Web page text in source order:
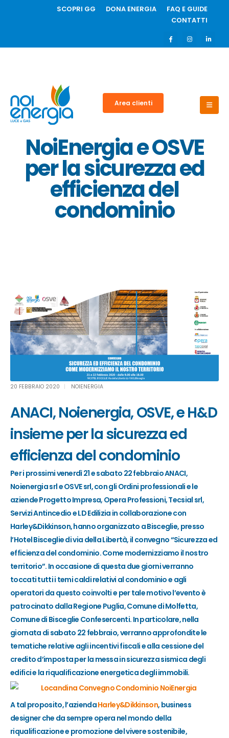
SCOPRI GG DONA ENERGIA
FAQ E GUIDE
CONTATTI
Area clienti
NoiEnergia e OSVE
per la sicurezza ed
efficienza del
condominio
20 FEBBRAIO 2020 NOIENERGIA
ANACI, Noienergia, OSVE, e H&D
insieme per la sicurezza ed
efficienza del condominio
Per i prossimi venerdì 21 e sabato 22 febbraio ANACI,
Noienergia srl e OSVE srl, con gli Ordini professionali e le
aziende Progetto Impresa, Opera Professioni, Tecsial srl,
Servizi Antincedio e LD Edilizia in collaborazione con
Harley&Dikkinson, hanno organizzato a Bisceglie, presso
l’Hotel Bisceglie di via della Libertà, il convegno “Sicurezza ed
efficienza del condominio. Come modernizziamo il nostro
territorio”. In occasione di questa due giorni verranno
toccati tutti i temi caldi relativi al condominio e agli
operatori da questo coinvolti e per tale motivo l’evento è
patrocinato dalla Regione Puglia, Comune di Molfetta,
Comune di Bisceglie Confesercenti. In particolare, nella
giornata di sabato 22 febbraio, verranno approfondite le
tematiche relative agli incentivi fiscali e alla cessione del
credito d’imposta per la messa in sicurezza sismica degli
edifici e la riqualificazione energetica degli immobili.
A tal proposito, l’aziendaHarley&Dikkinson, business
designer che da sempre opera nel mondo della
riqualificazione e promozione del vivere sostenibile,